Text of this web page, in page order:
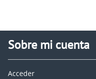
Sobre mi cuenta
Acceder